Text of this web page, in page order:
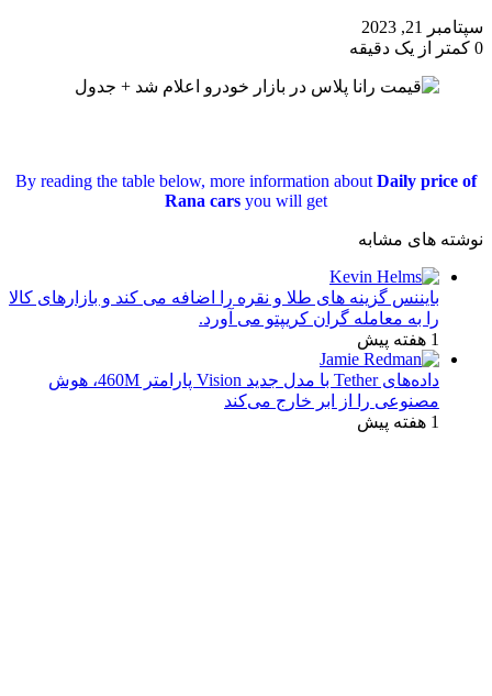
سپتامبر 21, 2023
0 کمتر از یک دقیقه
By reading the table below, more information about Daily price of
Rana cars you will get
نوشته های مشابه
بایننس گزینه های طلا و نقره را اضافه می کند و بازارهای کالا
را به معامله گران کریپتو می آورد.
1 هفته پیش
داده‌های Tether با مدل جدید Vision پارامتر 460M، هوش
مصنوعی را از ابر خارج می‌کند
1 هفته پیش